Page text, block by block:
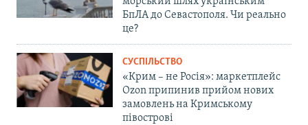
БпЛА до Севастополя. Чи реально
це?
СУСПІЛЬСТВО
«Крим – не Росія»: маркетплейс
Ozon припинив прийом нових
замовлень на Кримському
півострові